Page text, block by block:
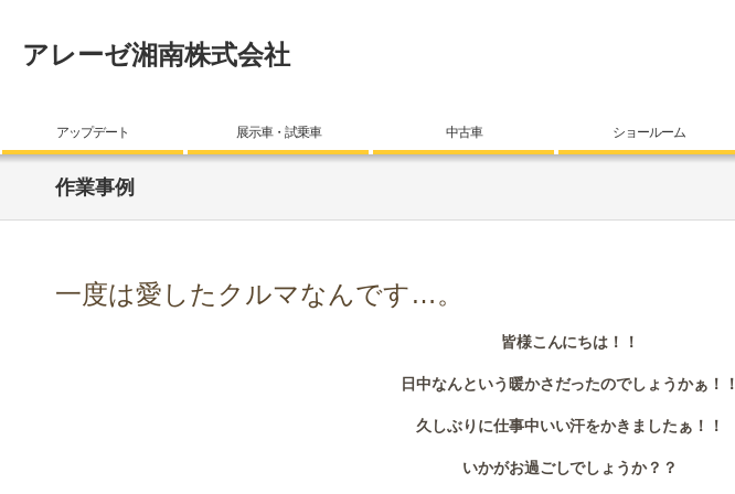
アレーゼ湘南株式会社
アップデート 展示車・試乗車 中古車 ショールーム
作業事例
一度は愛したクルマなんです…。
皆様こんにちは！！
日中なんという暖かさだったのでしょうかぁ！！
久しぶりに仕事中いい汗をかきましたぁ！！
いかがお過ごしでしょうか？？